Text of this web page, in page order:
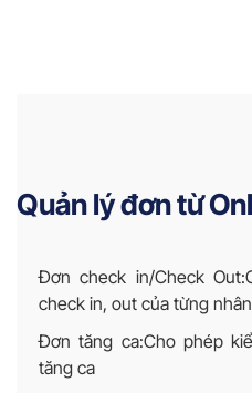
Quản lý đơn từ
Đơn check in/Check
check in, out của từng
Đơn tăng ca:Cho phép
tăng ca